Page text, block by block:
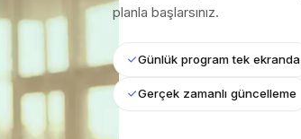
planla başlarsınız.
Günlük program tek ekranda
Gerçek zamanlı güncelleme